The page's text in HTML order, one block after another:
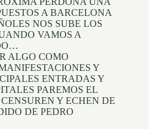
A BARCELONA
NOS SUBE LOS
VAMOS A
ALGO COMO
Y
ENTRADAS Y
PAREMOS EL
Y ECHEN DE
DE PEDRO